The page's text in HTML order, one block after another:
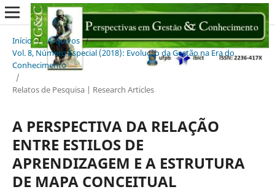
Início / Arquivos /
Vol. 8, Número Especial (2018): Evolução da Gestão na Era do
Conhecimento
/
Relatos de Pesquisa | Research Articles
A PERSPECTIVA DA RELAÇÃO
ENTRE ESTILOS DE
APRENDIZAGEM E A ESTRUTURA
DE MAPA CONCEITUAL